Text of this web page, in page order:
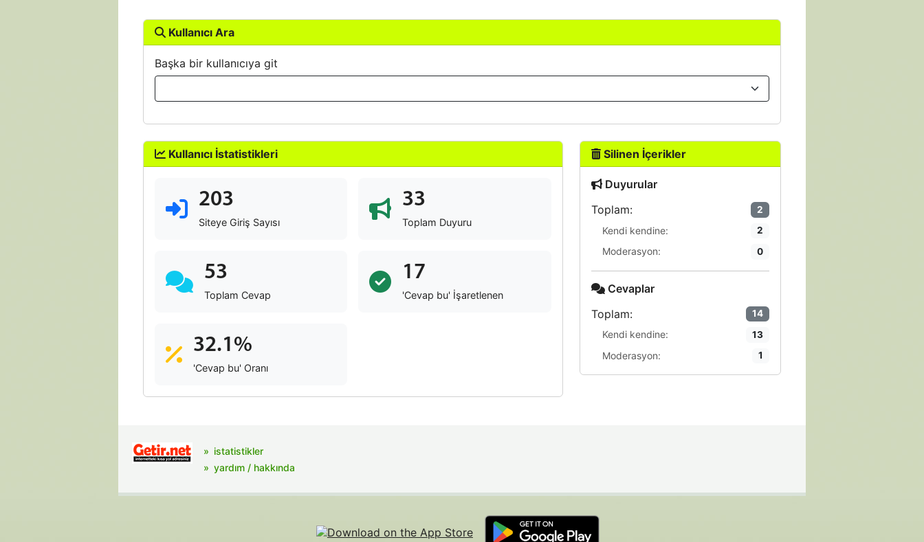
Kullanıcı Ara
Başka bir kullanıcıya git
Kullanıcı İstatistikleri
203
Siteye Giriş Sayısı
33
Toplam Duyuru
53
Toplam Cevap
17
'Cevap bu' İşaretlenen
32.1%
'Cevap bu' Oranı
Silinen İçerikler
Duyurular
Toplam:
2
Kendi kendine: 2
Moderasyon: 0
Cevaplar
Toplam:
14
Kendi kendine: 13
Moderasyon: 1
istatistikler
yardım / hakkında